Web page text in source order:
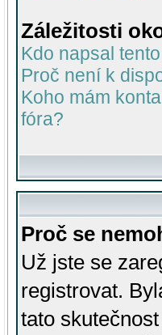
Záležitosti
Kdo napsal
Proč není k
Koho mám
fóra?
Proč se
Už jste se
registrovat.
tato